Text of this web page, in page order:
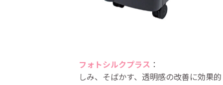
フォトシルクプラス ：
しみ、そばかす、透明感の改善に効果